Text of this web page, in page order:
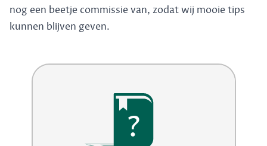
nog een beetje commissie van, zodat wij mooie tips
kunnen blijven geven.
?